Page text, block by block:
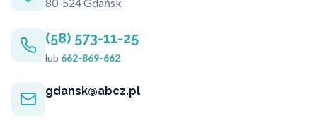
(58) 573-11-25
lub 662-869-662
gdansk@abcz.pl